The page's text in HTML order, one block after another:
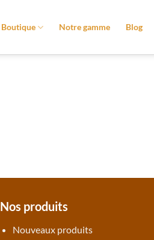
Boutique Notre gamme Blog
Nos produits
Nouveaux produits